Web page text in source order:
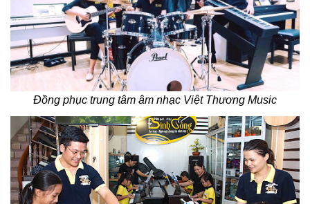
Đồng phục trung tâm âm nhạc Việt Thương Music